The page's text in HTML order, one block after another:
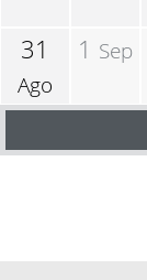
31
Ago
1 Sep